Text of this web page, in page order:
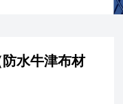
水牛津布材